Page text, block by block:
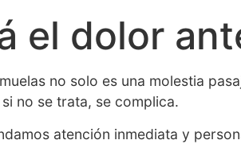
el dolor
no solo es una molestia
no se trata, se complica.
atención inmediata y